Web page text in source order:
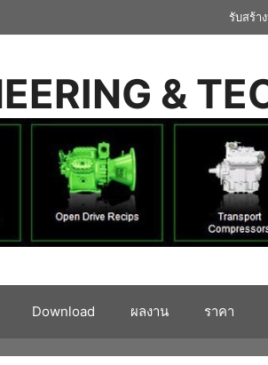
รับสร้า
&
Download ผลงาน ราคา